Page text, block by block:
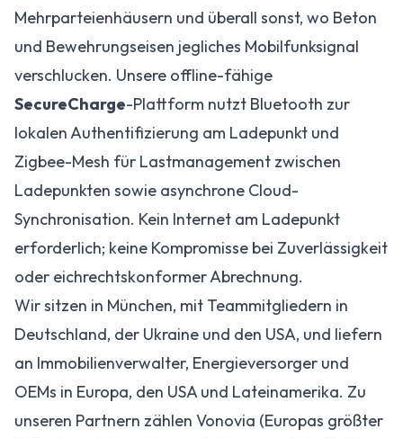
Mehrparteienhäusern und überall sonst, wo Beton
und Bewehrungseisen jegliches Mobilfunksignal
verschlucken. Unsere offline-fähige
SecureCharge-Plattform nutzt Bluetooth zur
lokalen Authentifizierung am Ladepunkt und
Zigbee-Mesh für Lastmanagement zwischen
Ladepunkten sowie asynchrone Cloud-
Synchronisation. Kein Internet am Ladepunkt
erforderlich; keine Kompromisse bei Zuverlässigkeit
oder eichrechtskonformer Abrechnung.
Wir sitzen in München, mit Teammitgliedern in
Deutschland, der Ukraine und den USA, und liefern
an Immobilienverwalter, Energieversorger und
OEMs in Europa, den USA und Lateinamerika. Zu
unseren Partnern zählen Vonovia (Europas größter